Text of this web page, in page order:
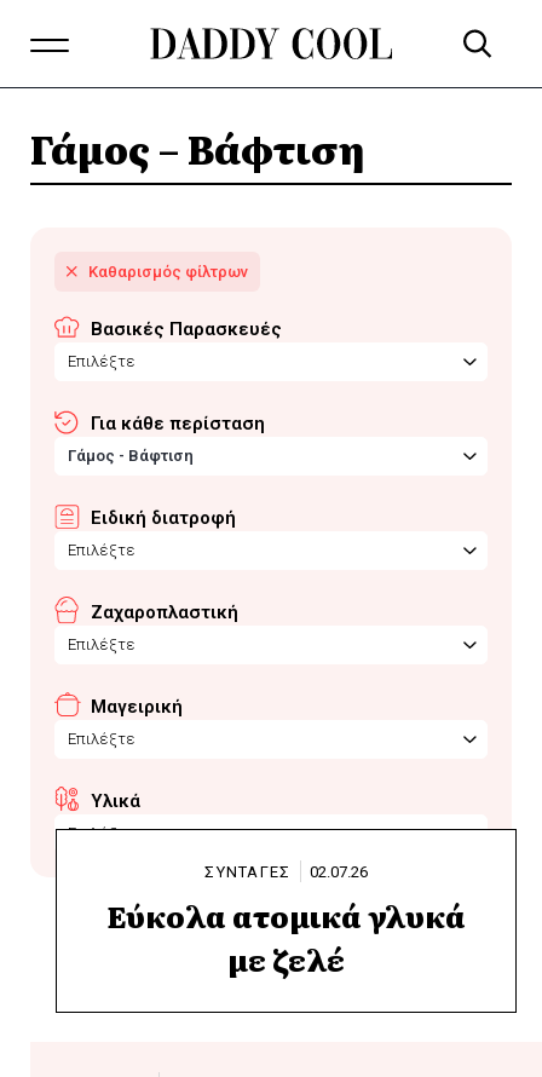
Γάμος – Βάφτιση
Βασικές Παρασκευές
Επιλέξτε
Για κάθε περίσταση
Γάμος - Βάφτιση
Ειδική διατροφή
Επιλέξτε
Ζαχαροπλαστική
Επιλέξτε
Μαγειρική
Επιλέξτε
Υλικά
Επιλέξτε
ΣΥΝΤΑΓΕΣ 02.07.26
Εύκολα ατομικά γλυκά
με ζελέ